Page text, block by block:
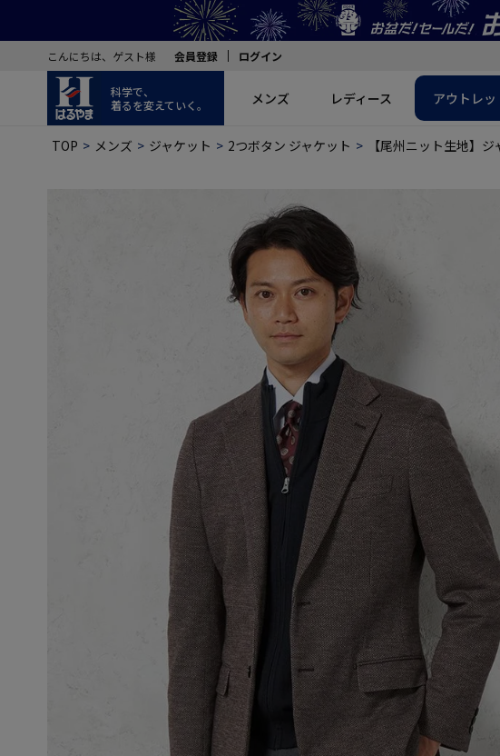
こんにちは、ゲスト様 会員登録 ログイン
科学で、
着るを変えていく。
メンズ レディース アウトレッ
TOP メンズ ジャケット 2つボタン ジャケット 【尾州ニット生地】